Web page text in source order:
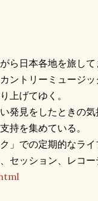
ら日本各地を旅して
ントリーミュージ
上げてゆく。
発見をしたときの
持を集めている。
」での定期的なラ
セッション、レコー